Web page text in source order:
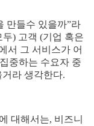
만들수 있을까”라
) 고객 (기업 혹은
서 그 서비스가 어
중하는 수요자 중
라 생각한다.
대해서는, 비즈니